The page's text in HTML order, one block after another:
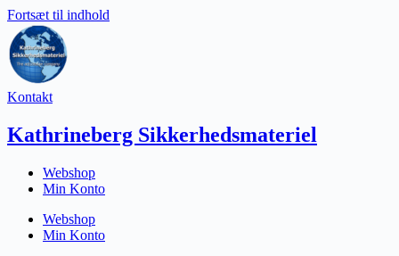
Fortsæt til indhold
Kontakt
Kathrineberg Sikkerhedsmateriel
Webshop
Min Konto
Webshop
Min Konto